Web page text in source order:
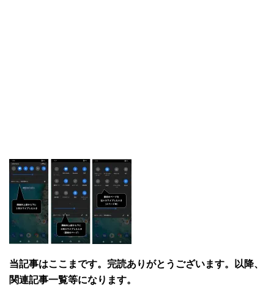
当記事はここまです。完読ありがとうございます。以降、
関連記事一覧等になります。